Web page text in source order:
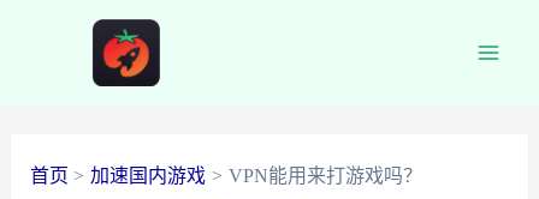
首页 加速国内游戏 VPN能用来打游戏吗？